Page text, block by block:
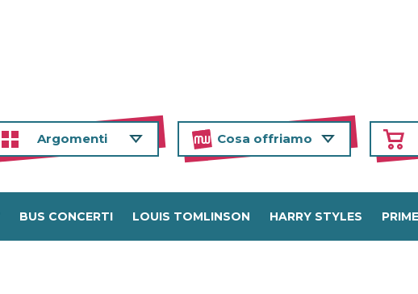
Argomenti Cosa offriamo
BUS CONCERTI LOUIS TOMLINSON HARRY STYLES